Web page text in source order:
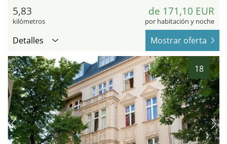
5,83
kilómetros
de 171,10 EUR
por habitación y noche
Detalles Mostrar oferta
18